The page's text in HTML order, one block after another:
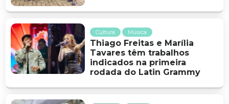
Cultura Música
Thiago Freitas e Marília
Tavares têm trabalhos
indicados na primeira
rodada do Latin Grammy